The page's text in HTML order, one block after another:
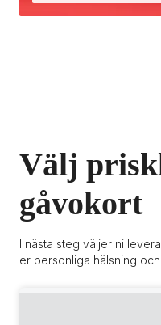
Välj
gåvokort
I nästa steg väljer ni
er personliga hälsning